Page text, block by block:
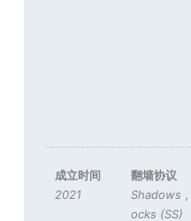
成立时间
2021
翻墙协议
Shadows
ocks (SS)
,